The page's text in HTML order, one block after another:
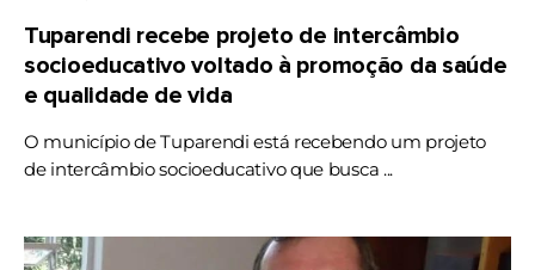
Tuparendi recebe projeto de intercâmbio
socioeducativo voltado à promoção da saúde
e qualidade de vida
O município de Tuparendi está recebendo um projeto
de intercâmbio socioeducativo que busca ...